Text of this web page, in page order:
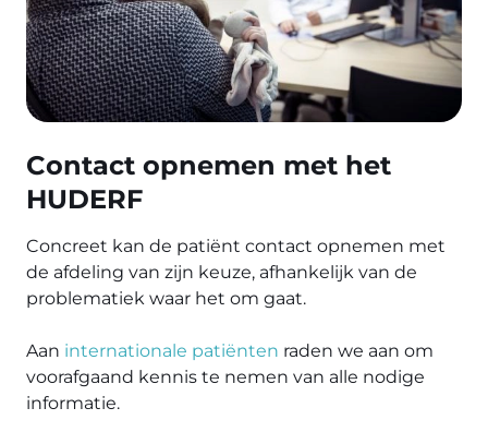
Contact opnemen met het
HUDERF
Concreet kan de patiënt contact opnemen met
de afdeling van zijn keuze, afhankelijk van de
problematiek waar het om gaat.
Aan internationale patiënten raden we aan om
voorafgaand kennis te nemen van alle nodige
informatie.